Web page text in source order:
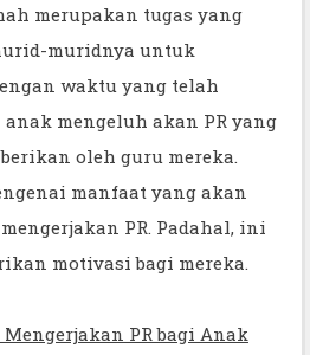
merupakan tugas yang
muridnya untuk
waktu yang telah
mengeluh akan PR yang
oleh guru mereka.
manfaat yang akan
PR. Padahal, ini
motivasi bagi mereka.